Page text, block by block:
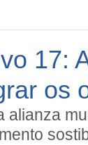
17:
os
alianza